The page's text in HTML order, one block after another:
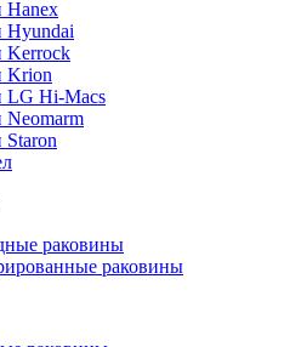
Krion
Hi-Macs
раковины
раковины